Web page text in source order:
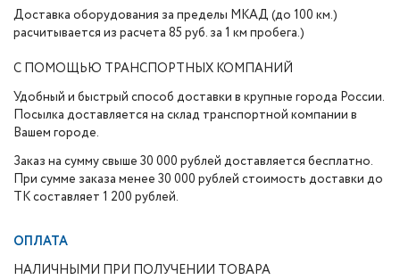
Доставка оборудования за пределы МКАД (до 100 км.)
расчитывается из расчета 85 руб. за 1 км пробега.)
С ПОМОЩЬЮ ТРАНСПОРТНЫХ КОМПАНИЙ
Удобный и быстрый способ доставки в крупные города России.
Посылка доставляется на склад транспортной компании в
Вашем городе.
Заказ на сумму свыше 30 000 рублей доставляется бесплатно.
При сумме заказа менее 30 000 рублей стоимость доставки до
ТК составляет 1 200 рублей.
ОПЛАТА
НАЛИЧНЫМИ ПРИ ПОЛУЧЕНИИ ТОВАРА